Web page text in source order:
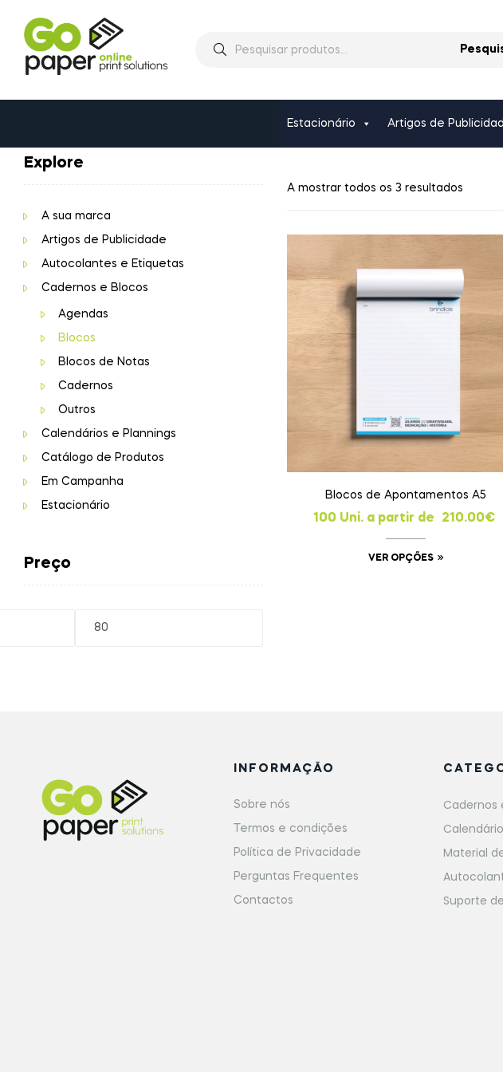
Estacionário Artigos de
A mostrar todos os 3 resultados
Blocos de Apontamentos A5
100 Uni. a partir de 210.00€
VER OPÇÕES
Explore
A sua marca
Artigos de Publicidade
Autocolantes e Etiquetas
Cadernos e Blocos
Agendas
Blocos
Blocos de Notas
Cadernos
Outros
Calendários e Plannings
Catálogo de Produtos
Em Campanha
Estacionário
Preço
INFORMAÇÃO
Sobre nós
Termos e condições
Política de Privacidade
Perguntas Frequentes
Contactos
Cadernos
Material
Suporte